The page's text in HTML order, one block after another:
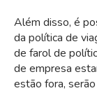
Além disso, é
da política de
de farol de
de empresa
estão fora,